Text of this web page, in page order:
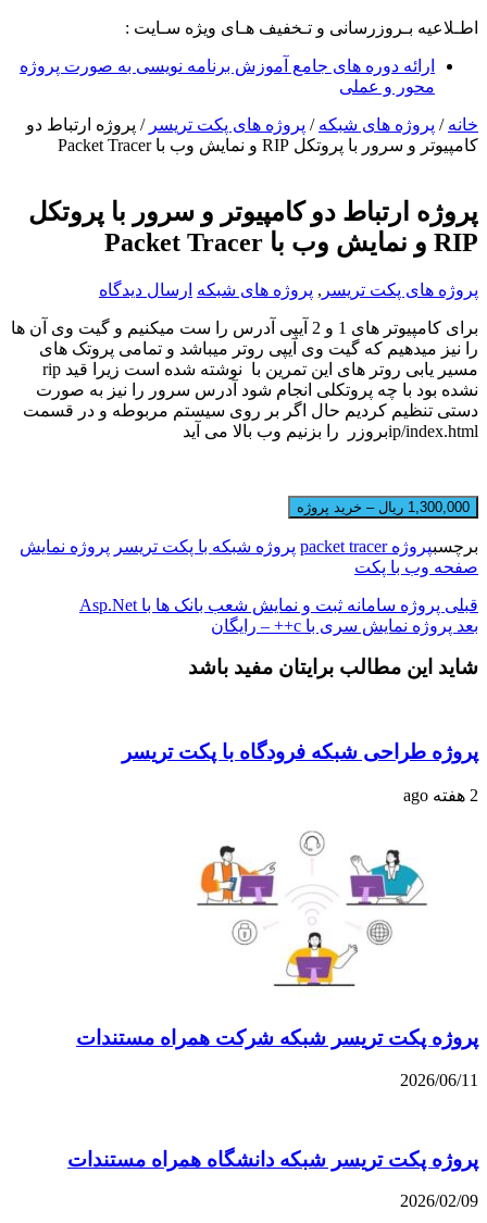
اطـلاعیه بـروزرسانی و تـخفیف هـای ویژه سـایت :
ارائه دوره های جامع آموزش برنامه نویسی به صورت پروژه
محور و عملی
خانه / پروژه های شبکه / پروژه های پکت تریسر / پروژه ارتباط دو
کامپیوتر و سرور با پروتکل RIP و نمایش وب با Packet Tracer
پروژه ارتباط دو کامپیوتر و سرور با پروتکل
RIP و نمایش وب با Packet Tracer
پروژه های پکت تریسر , پروژه های شبکه ارسال دیدگاه
برای کامپیوتر های 1 و 2 آیپی آدرس را ست میکنیم و گیت وی آن ها
را نیز میدهیم که گیت وی آیپی روتر میباشد و تمامی پروتک های
مسیر یابی روتر های این تمرین با
rip نوشته شده است زیرا قید
نشده بود با چه پروتکلی انجام شود آدرس سرور را نیز به صورت
دستی تنظیم کردیم حال اگر بر روی سیستم مربوطه و در قسمت
بروزرip/index.html را بزنیم وب بالا می آید
1,300,000 ریال – خرید پروژه
برچسبپروژه packet tracer پروژه شبکه با پکت تریسر پروژه نمایش
صفحه وب با پکت
قبلی پروژه سامانه ثبت و نمایش شعب بانک ها با Asp.Net
بعد پروژه نمایش سری با c++ – رایگان
شاید این مطالب برایتان مفید باشد
پروژه طراحی شبکه فرودگاه با پکت تریسر
2 هفته ago
پروژه پکت تریسر شبکه شرکت همراه مستندات
2026/06/11
پروژه پکت تریسر شبکه دانشگاه همراه مستندات
2026/02/09